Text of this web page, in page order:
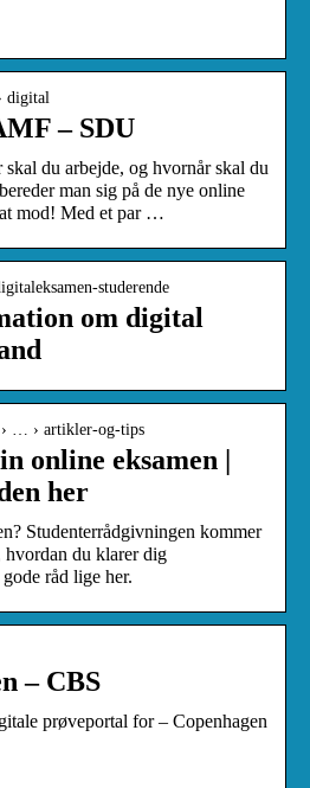
digital
– SDU
du arbejde, og hvornår skal du
man sig på de nye online
mod! Med et par …
studerende
om digital
… › artikler-og-tips
online eksamen |
her
Studenterrådgivningen kommer
hvordan du klarer dig
råd lige her.
– CBS
prøveportal for – Copenhagen